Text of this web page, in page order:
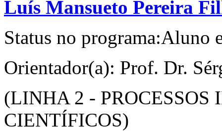
Luís Mansueto Pereira
Status no programa:Aluno
Orientador(a): Prof. Dr.
(LINHA 2 -
CIENTÍFICOS)